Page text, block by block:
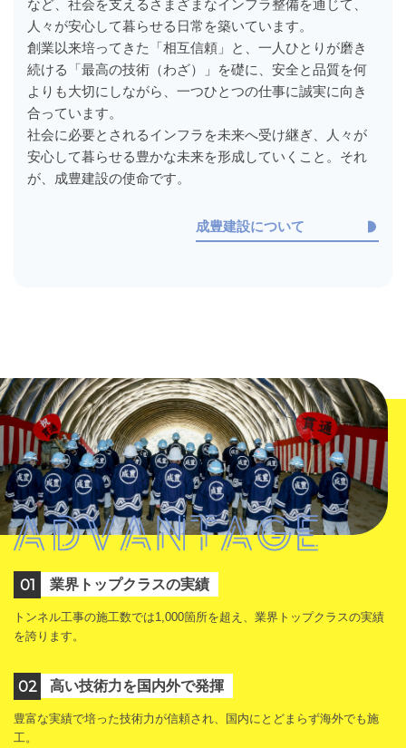
など、社会を支えるさまざまなインフラ整備を通じて、
人々が安心して暮らせる日常を築いています。
創業以来培ってきた「相互信頼」と、一人ひとりが磨き
続ける「最高の技術（わざ）」を礎に、安全と品質を何
よりも大切にしながら、一つひとつの仕事に誠実に向き
合っています。
社会に必要とされるインフラを未来へ受け継ぎ、人々が
安心して暮らせる豊かな未来を形成していくこと。それ
が、成豊建設の使命です。
成豊建設について
01 業界トップクラスの実績
トンネル工事の施工数では1,000箇所を超え、業界トップクラスの実績
を誇ります。
02 高い技術力を国内外で発揮
豊富な実績で培った技術力が信頼され、国内にとどまらず海外でも施
工。